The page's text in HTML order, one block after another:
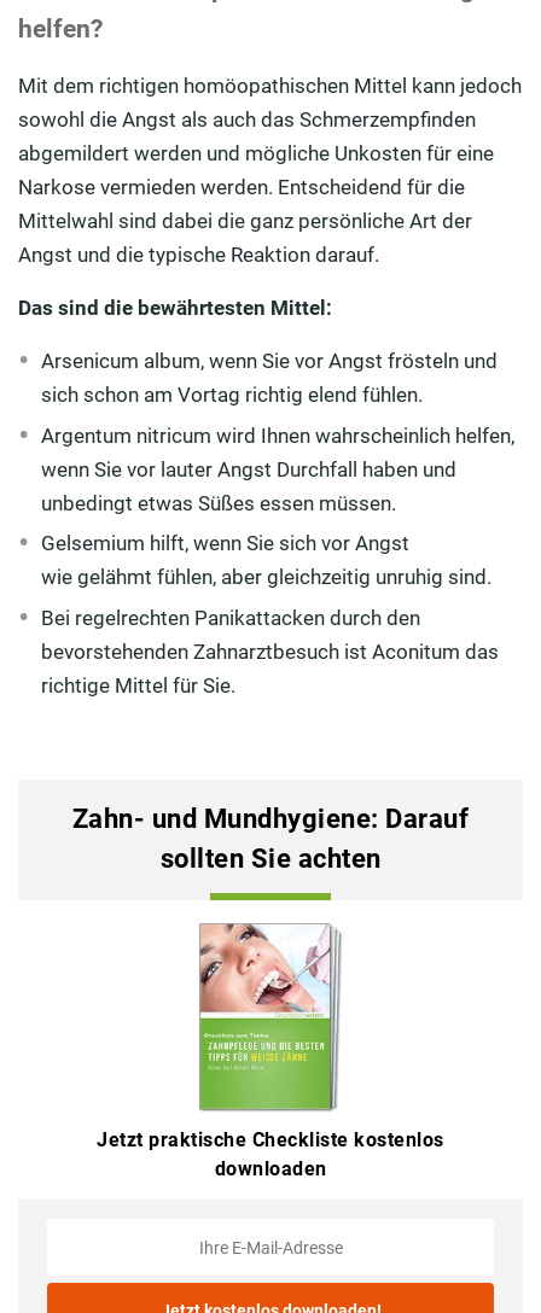
helfen?
Mit dem richtigen homöopathischen Mittel kann jedoch
sowohl die Angst als auch das Schmerzempfinden
abgemildert werden und mögliche Unkosten für eine
Narkose vermieden werden. Entscheidend für die
Mittelwahl sind dabei die ganz persönliche Art der
Angst und die typische Reaktion darauf.
Das sind die bewährtesten Mittel:
Arsenicum album, wenn Sie vor Angst frösteln und
sich schon am Vortag richtig elend fühlen.
Argentum nitricum wird Ihnen wahrscheinlich helfen,
wenn Sie vor lauter Angst Durchfall haben und
unbedingt etwas Süßes essen müssen.
Gelsemium hilft, wenn Sie sich vor Angst
wie gelähmt fühlen, aber gleichzeitig unruhig sind.
Bei regelrechten Panikattacken durch den
bevorstehenden Zahnarztbesuch ist Aconitum das
richtige Mittel für Sie.